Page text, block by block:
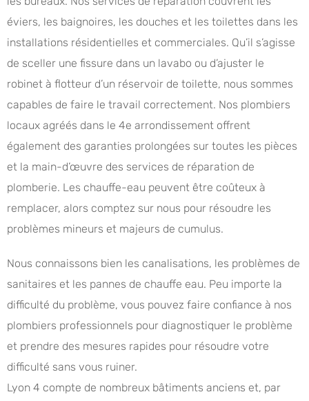
éviers, les baignoires, les douches et les toilettes dans les
installations résidentielles et commerciales. Qu’il s’agisse
de sceller une fissure dans un lavabo ou d’ajuster le
robinet à flotteur d’un réservoir de toilette, nous sommes
capables de faire le travail correctement. Nos plombiers
locaux agréés dans le 4e arrondissement offrent
également des garanties prolongées sur toutes les pièces
et la main-d’œuvre des services de réparation de
plomberie. Les chauffe-eau peuvent être coûteux à
remplacer, alors comptez sur nous pour résoudre les
problèmes mineurs et majeurs de cumulus.
Nous connaissons bien les canalisations, les problèmes de
sanitaires et les pannes de chauffe eau. Peu importe la
difficulté du problème, vous pouvez faire confiance à nos
plombiers professionnels pour diagnostiquer le problème
et prendre des mesures rapides pour résoudre votre
difficulté sans vous ruiner.
Lyon 4 compte de nombreux bâtiments anciens et, par